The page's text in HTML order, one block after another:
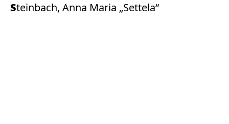
Steinbach, Anna Maria „Settela“